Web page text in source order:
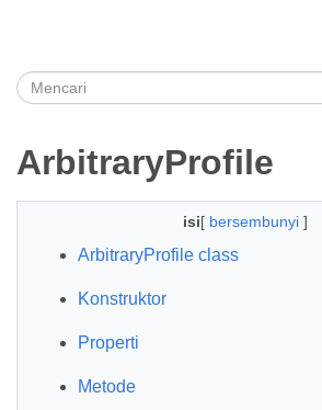
ArbitraryProfile
isi[ bersembunyi ]
ArbitraryProfile class
Konstruktor
Properti
Metode